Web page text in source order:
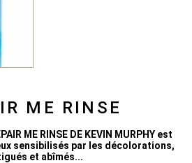
ME RINSE
ME RINSE DE KEVIN MURPHY est
sensibilisés par les décolorations,
et abîmés...